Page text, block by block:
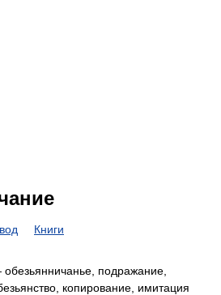
Книги
подражание,
копирование, имитация